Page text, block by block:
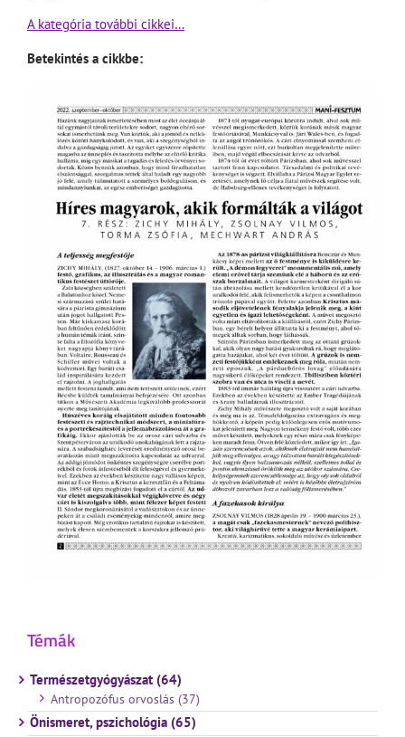
A kategória további cikkei…
Betekintés a cikkbe:
Témák
Természetgyógyászat (64)
Antropozófus orvoslás (37)
Önismeret, pszichológia (65)